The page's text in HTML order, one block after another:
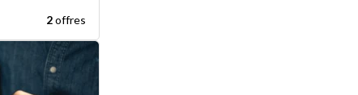
2offres